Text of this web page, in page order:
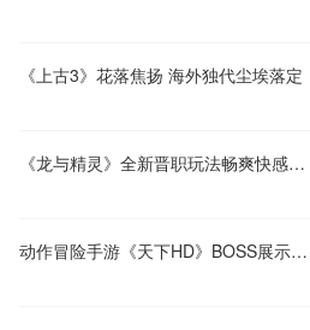
《上古3》花落焦扬 海外独代尘埃落定
《龙与精灵》全新晋职玩法畅爽快感焕然一新
动作冒险手游《天下HD》BOSS展示视频